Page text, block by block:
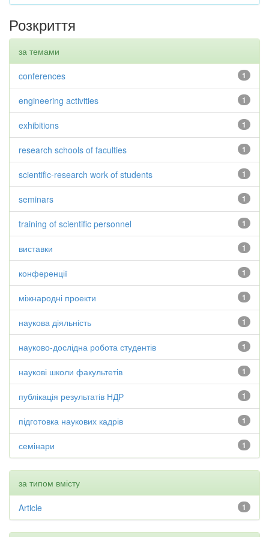
Розкриття
за темами
1
conferences
1
engineering activities
1
exhibitions
1
research schools of faculties
1
scientific-research work of students
1
seminars
1
training of scientific personnel
1
виставки
1
конференції
1
міжнародні проекти
1
наукова діяльність
1
науково-дослідна робота студентів
1
наукові школи факультетів
1
публікація результатів НДР
1
підготовка наукових кадрів
1
семінари
за типом вмісту
1
Article